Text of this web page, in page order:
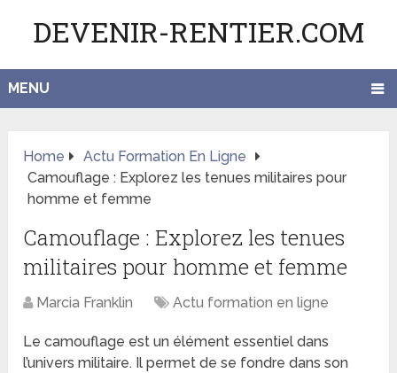
DEVENIR-RENTIER.COM
MENU
Home
Actu Formation En Ligne
Camouflage : Explorez les tenues militaires pour
homme et femme
Camouflage : Explorez les tenues
militaires pour homme et femme
Marcia Franklin Actu formation en ligne
Le camouflage est un élément essentiel dans
l’univers militaire. Il permet de se fondre dans son